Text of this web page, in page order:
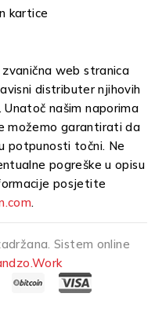
kartice
web stranica
distributer njihovih
našim naporima
možemo garantirati da
potpunosti točni. Ne
pogreške u opisu
posjetite
.
Sistem online